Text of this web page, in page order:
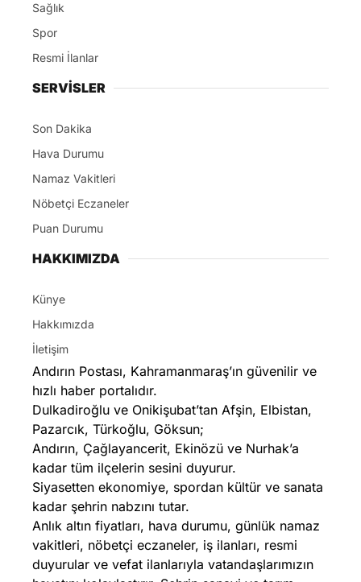
Sağlık
Spor
Resmi İlanlar
SERVİSLER
Son Dakika
Hava Durumu
Namaz Vakitleri
Nöbetçi Eczaneler
Puan Durumu
HAKKIMIZDA
Künye
Hakkımızda
İletişim
Andırın Postası, Kahramanmaraş’ın güvenilir ve
hızlı haber portalıdır.
Dulkadiroğlu ve Onikişubat’tan Afşin, Elbistan,
Pazarcık, Türkoğlu, Göksun;
Andırın, Çağlayancerit, Ekinözü ve Nurhak’a
kadar tüm ilçelerin sesini duyurur.
Siyasetten ekonomiye, spordan kültür ve sanata
kadar şehrin nabzını tutar.
Anlık altın fiyatları, hava durumu, günlük namaz
vakitleri, nöbetçi eczaneler, iş ilanları, resmi
duyurular ve vefat ilanlarıyla vatandaşlarımızın